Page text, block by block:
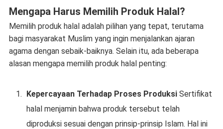
Mengapa Harus Memilih Produk Halal?
Memilih produk halal adalah pilihan yang tepat, terutama
bagi masyarakat Muslim yang ingin menjalankan ajaran
agama dengan sebaik-baiknya. Selain itu, ada beberapa
alasan mengapa memilih produk halal penting:
Kepercayaan Terhadap Proses ProduksiSertifikat
halal menjamin bahwa produk tersebut telah
diproduksi sesuai dengan prinsip-prinsip Islam. Hal ini